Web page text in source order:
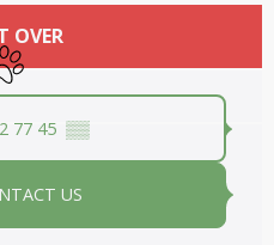
OVER
accepted
77 45 ▒▒
US